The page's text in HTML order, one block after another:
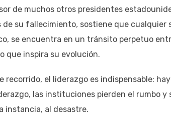
de muchos otros presidentes
de su fallecimiento, sostiene que cualquier
se encuentra en un tránsito perpetuo
que inspira su evolución.
recorrido, el liderazgo es indispensable:
las instituciones pierden el rumbo y
instancia, al desastre.